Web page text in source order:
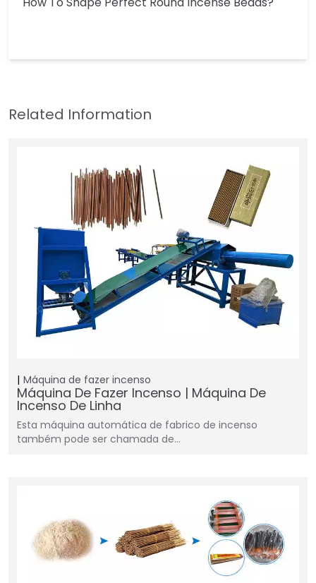
Máquina de fazer incenso
Máquina De Fazer Incenso | Máquina De
Incenso De Linha
Esta máquina automática de fabrico de incenso
também pode ser chamada de…